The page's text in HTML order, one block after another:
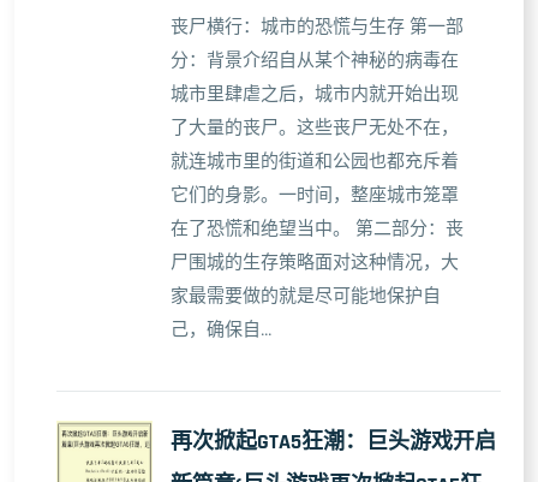
丧尸横行：城市的恐慌与生存 第一部
分：背景介绍自从某个神秘的病毒在
城市里肆虐之后，城市内就开始出现
了大量的丧尸。这些丧尸无处不在，
就连城市里的街道和公园也都充斥着
它们的身影。一时间，整座城市笼罩
在了恐慌和绝望当中。 第二部分：丧
尸围城的生存策略面对这种情况，大
家最需要做的就是尽可能地保护自
己，确保自...
再次掀起GTA5狂潮：巨头游戏开启